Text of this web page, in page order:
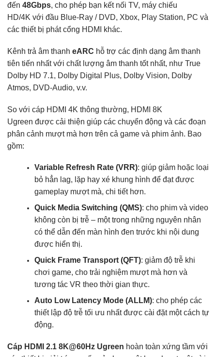
đến 48Gbps, cho phép bạn kết nối TV, máy chiếu
HD/4K với đầu Blue-Ray / DVD, Xbox, Play Station, PC và
các thiết bị phát cổng HDMI khác.
Kênh trả âm thanh eARC hỗ trợ các định dạng âm thanh
tiên tiến nhất với chất lượng âm thanh tốt nhất, như True
Dolby HD 7.1, Dolby Digital Plus, Dolby Vision, Dolby
Atmos, DVD-Audio, v.v.
So với cáp HDMI 4K thông thường, HDMI 8K
Ugreen được cải thiện giúp các chuyển động và các đoạn
phân cảnh mượt mà hơn trên cả game và phim ảnh. Bao
gồm:
Variable Refresh Rate (VRR): giúp giảm hoặc loại
bỏ hẳn lag, lặp hay xé khung hình để đạt được
gameplay mượt mà, chi tiết hơn.
Quick Media Switching (QMS): cho phim và video
không còn bị trễ – một trong những nguyên nhân
có thể dẫn đến màn hình đen trước khi nội dung
được hiển thị.
Quick Frame Transport (QFT): giảm độ trễ khi
chơi game, cho trải nghiệm mượt mà hơn và
tương tác VR theo thời gian thực.
Auto Low Latency Mode (ALLM): cho phép các
thiết lập độ trễ tối ưu nhất được cài đặt một cách tự
động.
Cáp HDMI 2.1 8K@60Hz Ugreen hoàn toàn xứng tầm với